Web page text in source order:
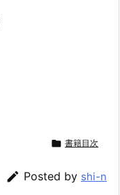
 書籍目次
 Posted by shi-n